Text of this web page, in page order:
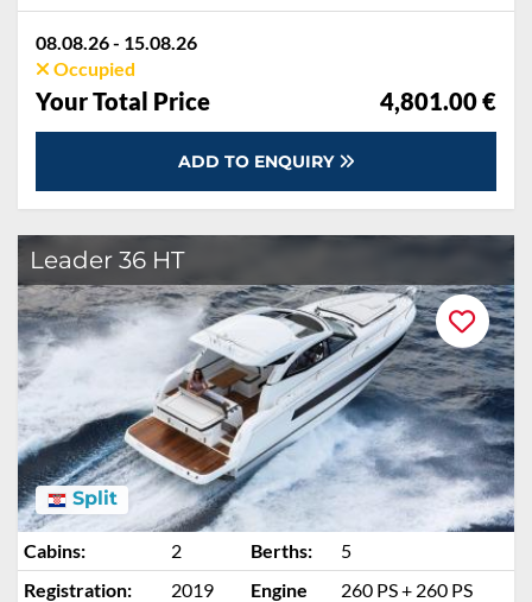
08.08.26 - 15.08.26
Occupied
Your Total Price 4,801.00 €
ADD TO ENQUIRY
Leader 36 HT
Split
Cabins: 2 Berths:
5
Registration:
2019 Engine
260 PS + 260 PS